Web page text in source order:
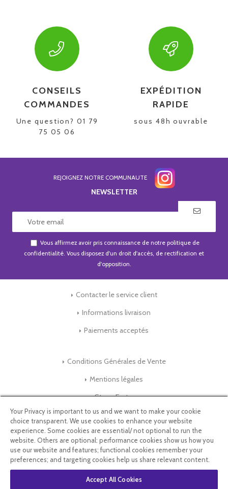
CONSEILS
COMMANDES
Une question? 01 79
75 05 06
EXPÉDITION
RAPIDE
sous 48h ouvrable
REJOIGNEZ NOTRE COMMUNAUTE
NEWSLETTER
Vous affirmez avoir pris connaissance de notre politique de
confidentialité. Vous disposez d'un droit d'accès, de rectification et
d'opposition.
Contacter le service client
Informations livraison
Paiements acceptés
Conditions Générales de Vente
Mentions légales
Store-Factory
Qui Sommes nous ?
Parrainage
Blog & Conseils
Your Privacy is important to us and we want to make your cookie
choice transparent. We use cookies to enhance your website
experience. Some cookies are essential/ not optional to run the
website. Others are optional: performance cookies show us how you
use our website and features; functional cookies remember your
preferences; and targeting cookies help us share relevant content.
Accept All Cookies